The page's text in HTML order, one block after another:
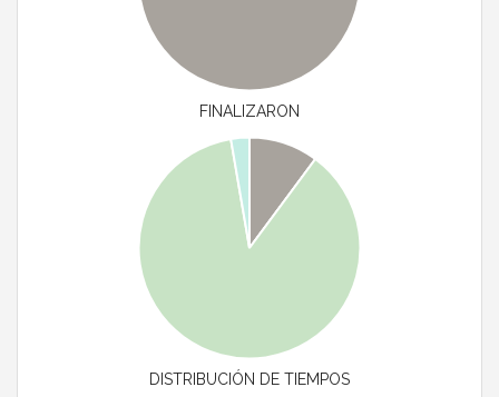
FINALIZARON
DISTRIBUCIÓN DE TIEMPOS